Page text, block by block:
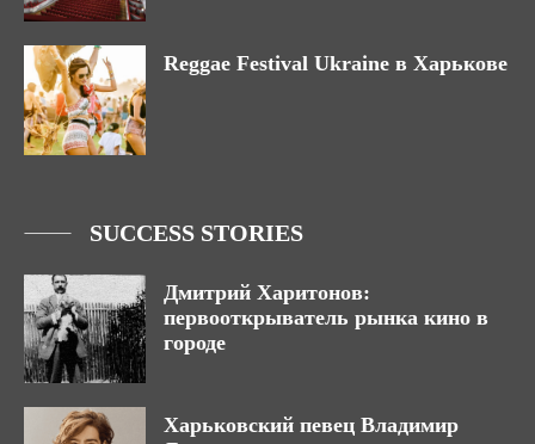
Reggae Festival Ukraine в Харькове
SUCCESS STORIES
Дмитрий Харитонов:
первооткрыватель рынка кино в
городе
Харьковский певец Владимир